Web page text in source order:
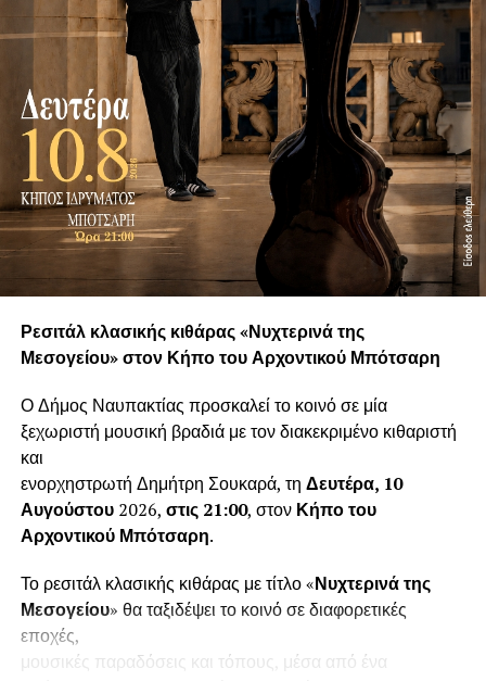
Ρεσιτάλ κλασικής κιθάρας «Νυχτερινά της
Μεσογείου» στον Κήπο του Αρχοντικού Μπότσαρη
Ο Δήμος Ναυπακτίας προσκαλεί το κοινό σε μία
ξεχωριστή μουσική βραδιά με τον διακεκριμένο κιθαριστή
και
ενορχηστρωτή Δημήτρη Σουκαρά, τη Δευτέρα, 10
Αυγούστου2026, στις 21:00, στον Κήπο του
Αρχοντικού Μπότσαρη.
Το ρεσιτάλ κλασικής κιθάρας με τίτλο «Νυχτερινά της
Μεσογείου» θα ταξιδέψει το κοινό σε διαφορετικές
εποχές,
μουσικές παραδόσεις και τόπους, μέσα από ένα